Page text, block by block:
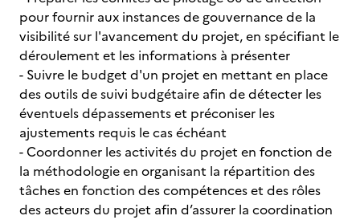
pour fournir aux instances de gouvernance de la
visibilité sur l'avancement du projet, en spécifiant le
déroulement et les informations à présenter
- Suivre le budget d'un projet en mettant en place
des outils de suivi budgétaire afin de détecter les
éventuels dépassements et préconiser les
ajustements requis le cas échéant
- Coordonner les activités du projet en fonction de
la méthodologie en organisant la répartition des
tâches en fonction des compétences et des rôles
des acteurs du projet afin d’assurer la coordination